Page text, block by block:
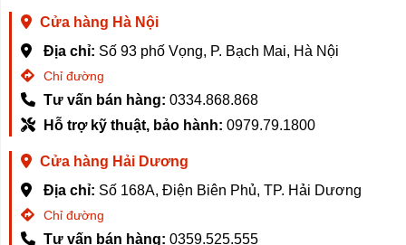
Hệ thống âm thanh nổi vô cùng sống
động
Hệ thống loa âm thanh nổi bốn loa được trang bị hiệu
ứng âm thanh công suất cao tạo ra âm bổng sắc nét và
âm trầm phong phú đem đến âm thanh chất lượng cao
và hay nhất, dù bạn đang thưởng thức bản giao hưởng
ca nhạc hay trải nghiệm âm thanh phim hoặc truyền
hình thì bạn vẫn sẽ cảm nhận được một chất lượng âm
thanh hoàn toàn khác. không chỉ vậy Xiaomi còn hỗ trợ
những tính năng nâng cao như: Dolby Vision-Atmos,
IMAX ENHANCED để mang đến trải nghiệm nghe nhìn
Cửa hàng Hà Nội
Địa chỉ: Số 93 phố Vọng, P. Bạch Mai, Hà Nội
Chỉ đường
Tư vấn bán hàng: 0334.868.868
Hỗ trợ kỹ thuật, bảo hành: 0979.79.1800
Cửa hàng Hải Dương
Địa chỉ: Số 168A, Điện Biên Phủ, TP. Hải Dương
Chỉ đường
Tư vấn bán hàng: 0359.525.555